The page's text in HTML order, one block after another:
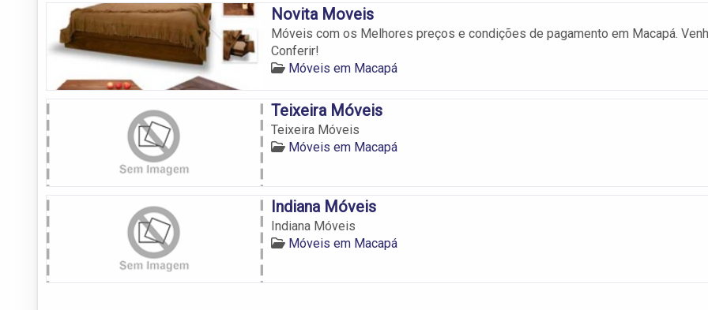
Novita Moveis
Móveis com os Melhores preços e condições de pagamento em Macapá.
Conferir!
Móveis em Macapá
Teixeira Móveis
Teixeira Móveis
Móveis em Macapá
Indiana Móveis
Indiana Móveis
Móveis em Macapá